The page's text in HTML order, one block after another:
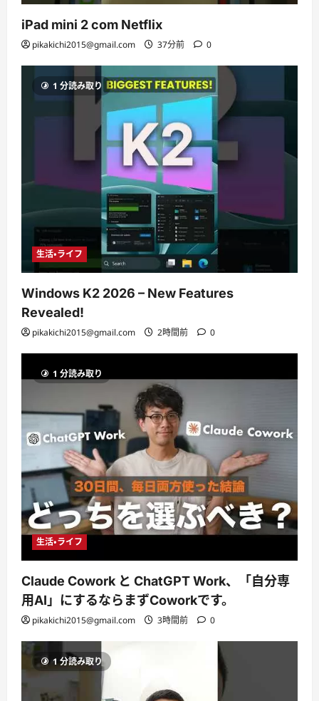
iPad mini 2 com Netflix
pikakichi2015@gmail.com 37分前 0
1 分読み取り
生活・ライフ
Windows K2 2026 – New Features
Revealed!
pikakichi2015@gmail.com 2時間前 0
1 分読み取り
生活・ライフ
Claude Cowork と ChatGPT Work、「自分専
用AI」にするならまずCoworkです。
pikakichi2015@gmail.com 3時間前 0
1 分読み取り